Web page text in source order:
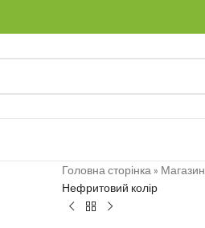
Головна сторінка » Магазин
Нефритовий колір